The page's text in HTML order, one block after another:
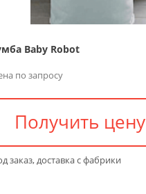
Baby Robot
по запросу
Получить цену
заказ, доставка с фабрики